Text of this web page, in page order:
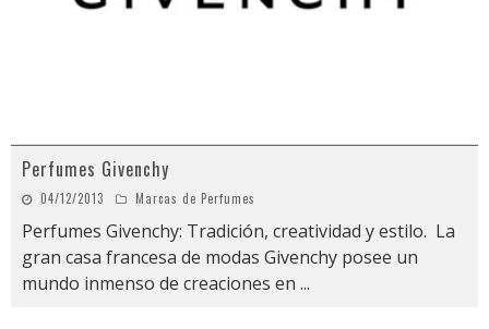
Perfumes Givenchy
04/12/2013 Marcas de Perfumes
Perfumes Givenchy: Tradición, creatividad y estilo. La
gran casa francesa de modas Givenchy posee un
mundo inmenso de creaciones en ...